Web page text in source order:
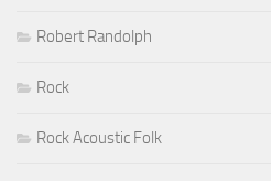
Robert Randolph
Rock
Rock Acoustic Folk